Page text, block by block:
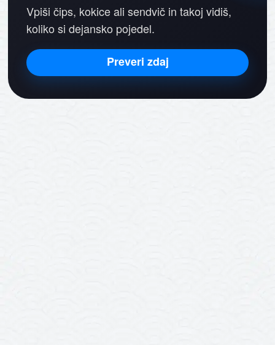
Vpiši čips, kokice ali sendvič in takoj vidiš,
koliko si dejansko pojedel.
Preveri zdaj